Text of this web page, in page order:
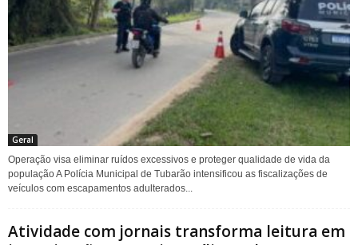
Geral
Operação visa eliminar ruídos excessivos e proteger qualidade de vida da
população A Polícia Municipal de Tubarão intensificou as fiscalizações de
veículos com escapamentos adulterados...
Atividade com jornais transforma leitura em